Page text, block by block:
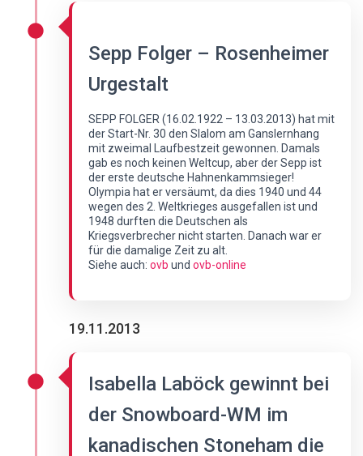
Sepp Folger – Rosenheimer
Urgestalt
SEPP FOLGER (16.02.1922 – 13.03.2013) hat mit
der Start-Nr. 30 den Slalom am Ganslernhang
mit zweimal Laufbestzeit gewonnen. Damals
gab es noch keinen Weltcup, aber der Sepp ist
der erste deutsche Hahnenkammsieger!
Olympia hat er versäumt, da dies 1940 und 44
wegen des 2. Weltkrieges ausgefallen ist und
1948 durften die Deutschen als
Kriegsverbrecher nicht starten. Danach war er
für die damalige Zeit zu alt.
Siehe auch: ovb und ovb-online
19.11.2013
Isabella Laböck gewinnt bei
der Snowboard-WM im
kanadischen Stoneham die